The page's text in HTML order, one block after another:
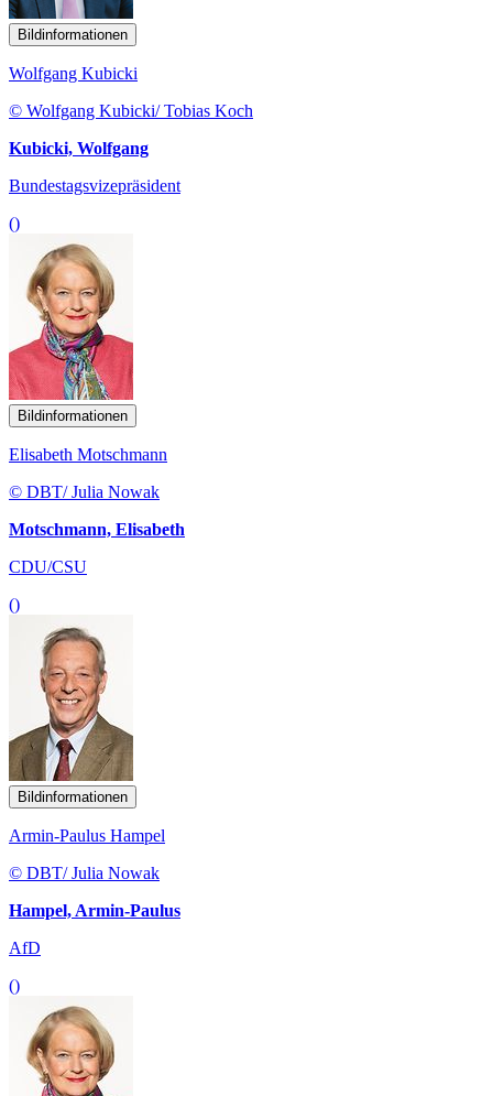
Bildinformationen
Wolfgang Kubicki
© Wolfgang Kubicki/ Tobias Koch
Kubicki, Wolfgang
Bundestagsvizepräsident
()
Bildinformationen
Elisabeth Motschmann
© DBT/ Julia Nowak
Motschmann, Elisabeth
CDU/CSU
()
Bildinformationen
Armin-Paulus Hampel
© DBT/ Julia Nowak
Hampel, Armin-Paulus
AfD
()